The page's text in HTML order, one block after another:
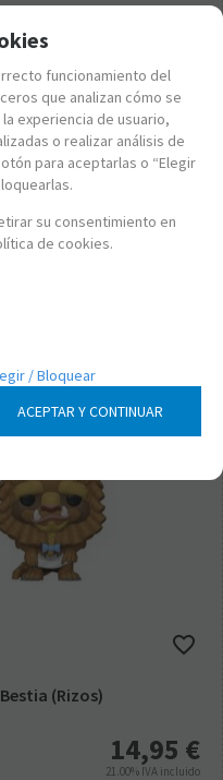
- BELLA
14,95
(Rizos)
14,95 €
21.00% IVA incluido
funcionamiento del
que analizan cómo se
experiencia de usuario,
o realizar análisis de
para aceptarlas o “Elegir
su consentimiento en
de cookies.
/ Bloquear
ACEPTAR Y CONTINUAR